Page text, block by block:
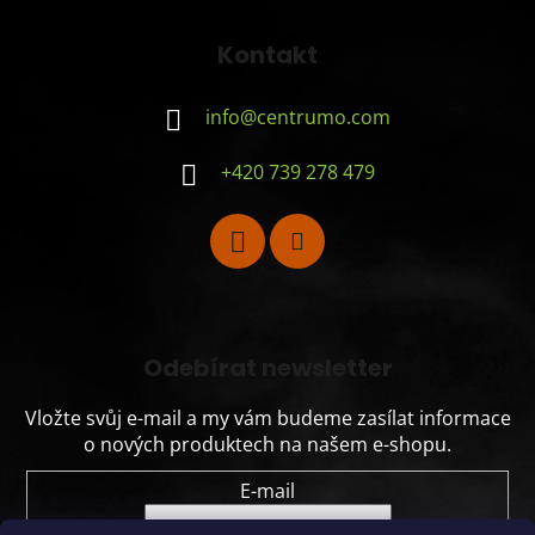
Kontakt
info@centrumo.com
+420 739 278 479
Odebírat newsletter
Vložte svůj e-mail a my vám budeme zasílat informace
o nových produktech na našem e-shopu.
E-mail